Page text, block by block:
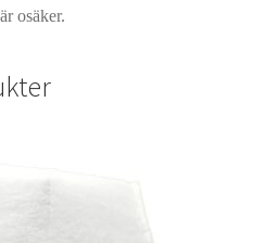
osäker.